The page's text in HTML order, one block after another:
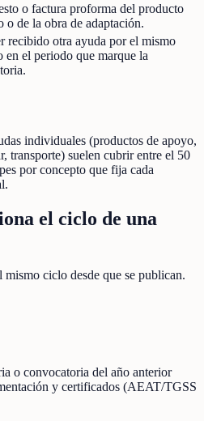
o factura proforma del producto
o de la obra de adaptación.
recibido otra ayuda por el mismo
en el periodo que marque la
individuales (productos de apoyo,
transporte) suelen cubrir entre el 50
por concepto que fija cada
el ciclo de una
ciclo desde que se publican.
o convocatoria del año anterior
y certificados (AEAT/TGSS